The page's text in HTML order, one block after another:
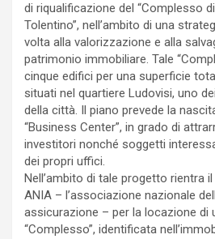
di riqualificazione del “Complesso
Tolentino”, nell’ambito di una
volta alla valorizzazione e alla
patrimonio immobiliare. Tale
cinque edifici per una superficie
situati nel quartiere Ludovisi, uno
della città. Il piano prevede la
“Business Center”, in grado di
investitori nonché soggetti
dei propri uffici.
Nell’ambito di tale progetto rientra
ANIA – l’associazione nazionale
assicurazione – per la locazione di
“Complesso”, identificata